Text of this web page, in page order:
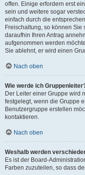
offen. Einige erfordern erst
sein und weitere sogar
einfach durch die
Freischaltung, so können
daraufhin Ihren Antrag
aufgenommen werden
Sie ablehnt, er wird einen
Nach oben
Wie werde ich
Der Leiter einer Gruppe wird
festgelegt, wenn die Gruppe
Benutzergruppe erstellen
kontaktieren.
Nach oben
Weshalb werden
Es ist der Board-
Farben zuzuteilen, so dass